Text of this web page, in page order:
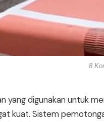
8
yang digunakan untuk
kuat. Sistem